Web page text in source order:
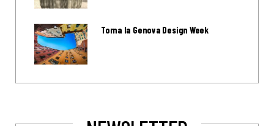
Torna la Genova Design Week